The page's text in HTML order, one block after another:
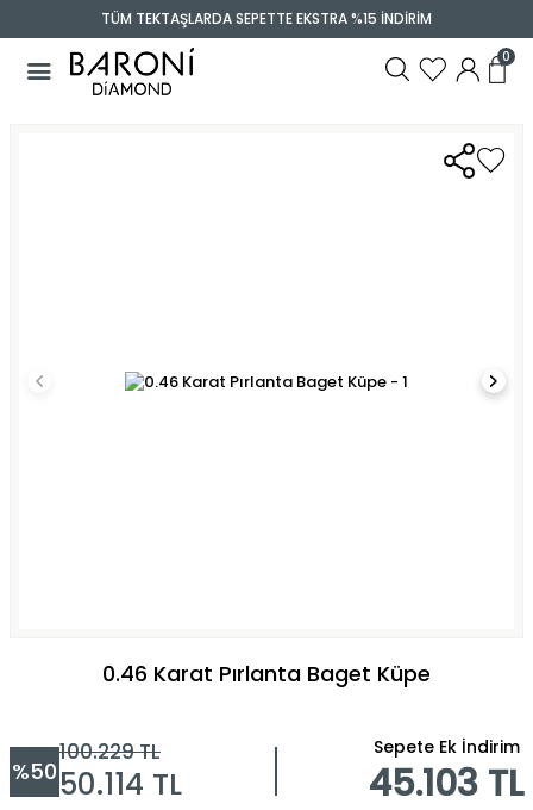
TÜM TEKTAŞLARDA SEPETTE EKSTRA %15 İNDİRİM
0
0.46 Karat Pırlanta Baget Küpe
%50
100.229TL
50.114 TL
Sepete Ek İndirim
45.103 TL